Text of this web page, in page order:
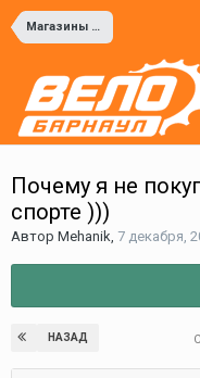
Магазины и мастерские
Почему я не
спорте )))
Автор Mehanik, 7 декабря,
НАЗАД